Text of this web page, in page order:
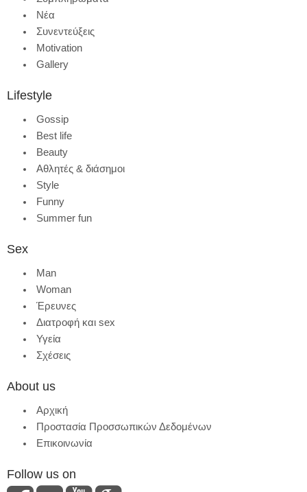
Νέα
Συνεντεύξεις
Motivation
Gallery
Lifestyle
Gossip
Best life
Beauty
Αθλητές & διάσημοι
Style
Funny
Summer fun
Sex
Man
Woman
Έρευνες
Διατροφή και sex
Υγεία
Σχέσεις
About us
Αρχική
Προστασία Προσσωπικών Δεδομένων
Επικοινωνία
Follow us on